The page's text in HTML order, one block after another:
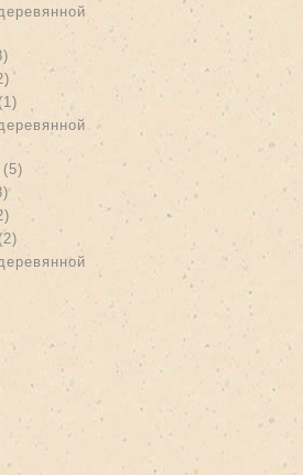
деревянной 30х30 filter
в раме деревянной 30х30 filter
filter
filter
Apply Дерево 30х40 filter
filter
Apply Пластик 30х40 filter
деревянной 30х40 filter
в раме деревянной 30х40 filter
filter
Apply Постер 41х44,5 filter
filter
Apply Постер 50х70 filter
filter
Apply Дерево 50х70 filter
filter
Apply Пластик 50х70 filter
деревянной 50х70 filter
в раме деревянной 50х70 filter